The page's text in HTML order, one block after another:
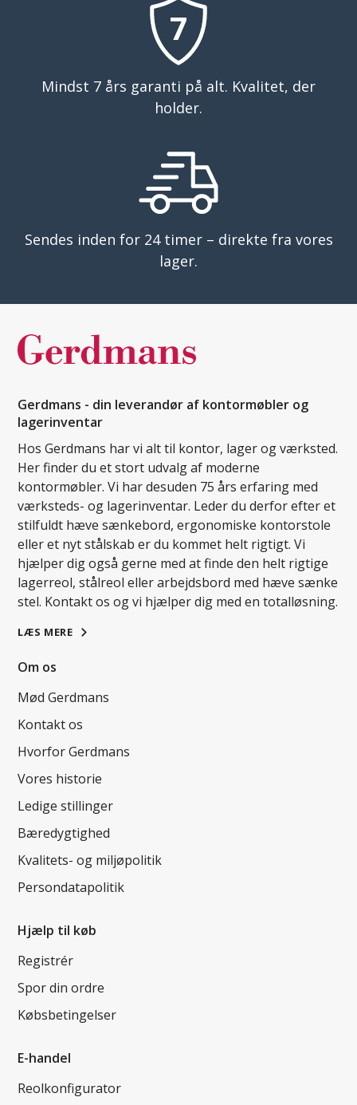
7
Mindst 7 års garanti på alt. Kvalitet, der
holder.
Sendes inden for 24 timer – direkte fra vores
lager.
Gerdmans - din leverandør af kontormøbler og
lagerinventar
Hos Gerdmans har vi alt til kontor, lager og værksted.
Her finder du et stort udvalg af moderne
kontormøbler. Vi har desuden 75 års erfaring med
værksteds- og lagerinventar. Leder du derfor efter et
stilfuldt hæve sænkebord, ergonomiske kontorstole
eller et nyt stålskab er du kommet helt rigtigt. Vi
hjælper dig også gerne med at finde den helt rigtige
lagerreol, stålreol eller arbejdsbord med hæve sænke
stel. Kontakt os og vi hjælper dig med en totalløsning.
LÆS MERE
Om os
Mød Gerdmans
Kontakt os
Hvorfor Gerdmans
Vores historie
Ledige stillinger
Bæredygtighed
Kvalitets- og miljøpolitik
Persondatapolitik
Hjælp til køb
Registrér
Spor din ordre
Købsbetingelser
E-handel
Reolkonfigurator